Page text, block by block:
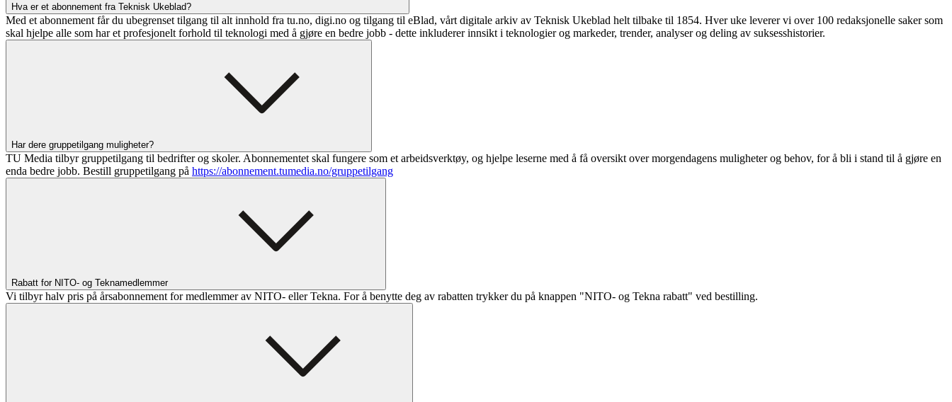
Hva er et abonnement fra Teknisk Ukeblad?
Med et abonnement får du ubegrenset tilgang til alt innhold fra tu.no, digi.no og tilgang til eBlad, vårt digitale arkiv av Teknisk Ukeblad helt tilbake til 1854. Hver uke leverer vi over 100 redaksjonelle saker som
skal hjelpe alle som har et profesjonelt forhold til teknologi med å gjøre en bedre jobb - dette inkluderer innsikt i teknologier og markeder, trender, analyser og deling av suksesshistorier.
Har dere gruppetilgang muligheter?
TU Media tilbyr gruppetilgang til bedrifter og skoler. Abonnementet skal fungere som et arbeidsverktøy, og hjelpe leserne med å få oversikt over morgendagens muligheter og behov, for å bli i stand til å gjøre en
enda bedre jobb. Bestill gruppetilgang på https://abonnement.tumedia.no/gruppetilgang
Rabatt for NITO- og Teknamedlemmer
Vi tilbyr halv pris på årsabonnement for medlemmer av NITO- eller Tekna. For å benytte deg av rabatten trykker du på knappen "NITO- og Tekna rabatt" ved bestilling.